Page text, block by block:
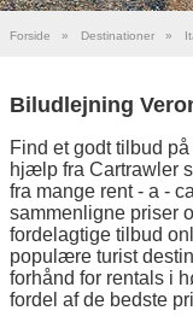
Forside » Destinationer »
Biludlejning
Find et godt tilbud
hjælp fra Cartrawler
fra mange rent - a -
sammenligne priser
fordelagtige tilbud
populære turist
forhånd for rentals i
fordel af de bedste